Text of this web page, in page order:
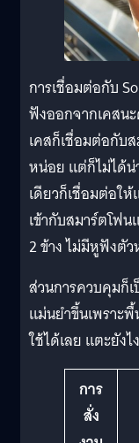
การเชื่อมต่อกับ
ฟังออกจากเคสน
เคสก็เชื่อมต่อกับ
หน่อย แต่ก็ไม่ได้
เดียวก็เชื่อมต่อใ
เข้ากับสมาร์ตโฟ
2 ข้าง ไม่มีหูฟังตั
ส่วนการควบคุมก็
แม่นยำขึ้นเพราะ
ใช้ได้เลย แตะยัง
การ
สั่ง